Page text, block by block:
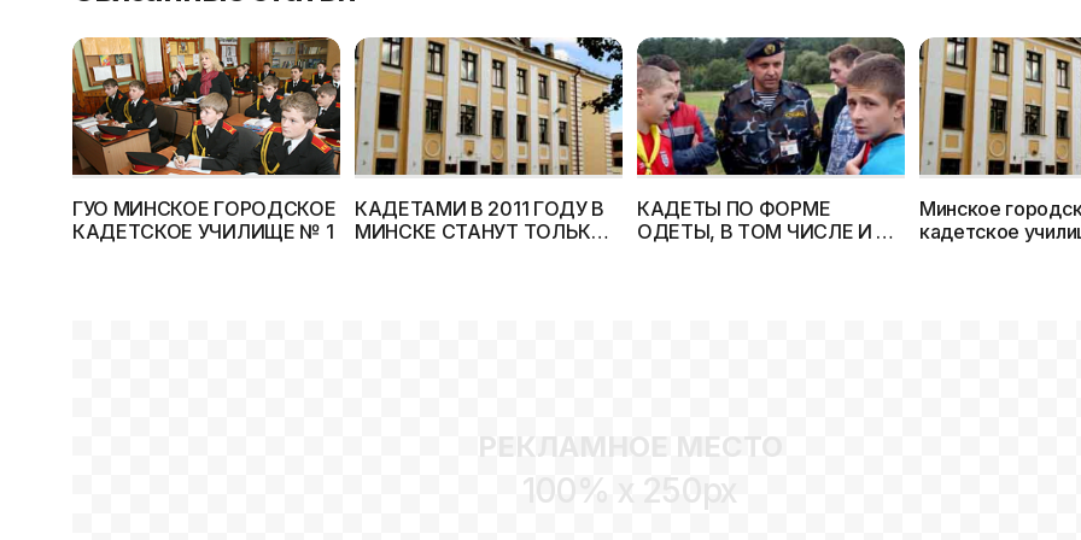
ГУО МИНСКОЕ ГОРОДСКОЕ
КАДЕТСКОЕ УЧИЛИЩЕ № 1
КАДЕТАМИ В 2011 ГОДУ В
МИНСКЕ СТАНУТ ТОЛЬКО
КАДЕТЫ ПО ФОРМЕ
ОДЕТЫ, В ТОМ ЧИСЛЕ И 23
Минское
кадетское
РЕКЛАМНОЕ МЕСТО
100% x 250px